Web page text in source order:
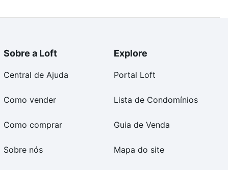
Sobre a Loft
Central de Ajuda
Como vender
Como comprar
Sobre nós
Explore
Portal Loft
Lista de Condomínios
Guia de Venda
Mapa do site